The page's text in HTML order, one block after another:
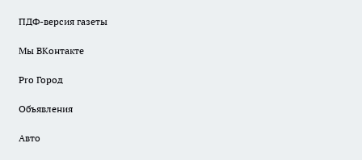
ПДФ-версия газеты
Мы ВКонтакте
Pro Город
Объявления
Авто